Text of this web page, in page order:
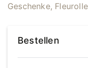
Geschenke, Fleurolle
Bestellen